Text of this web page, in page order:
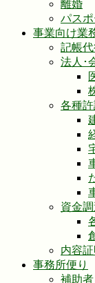
離婚
パス
事業向け業
記帳
法人･
各種
資金
内容
事務所便り
補助